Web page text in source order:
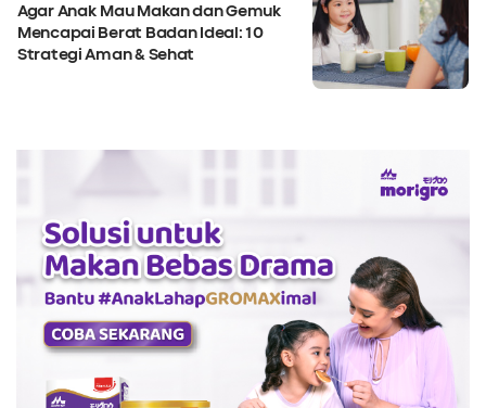
Agar Anak Mau Makan dan Gemuk
Mencapai Berat Badan Ideal: 10
Strategi Aman & Sehat